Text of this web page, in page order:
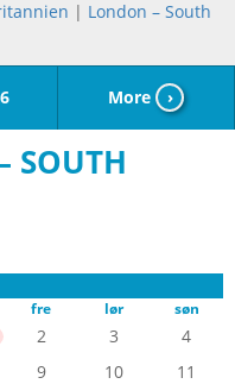
| London – South
More ›
SOUTH
fre lør søn
2 3
4
9 10
11